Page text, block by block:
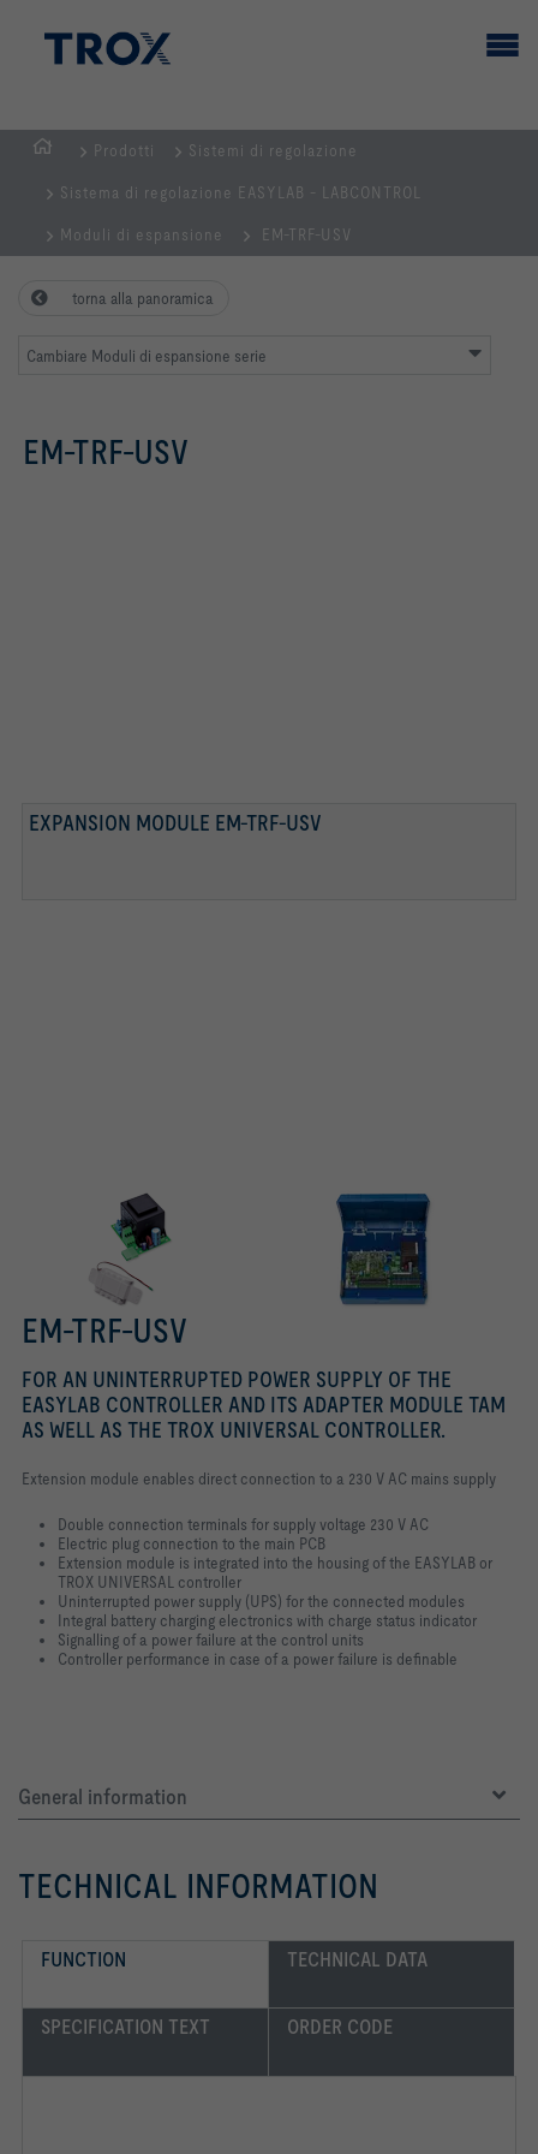
Prodotti Sistemi di regolazione
Sistema di regolazione EASYLAB - LABCONTROL
Moduli di espansione EM-TRF-USV
torna alla panoramica
Cambiare Moduli di espansione serie
EM-TRF-USV
EXPANSION MODULE EM-TRF-USV
EM-TRF-USV
FOR AN UNINTERRUPTED POWER SUPPLY OF THE
EASYLAB CONTROLLER AND ITS ADAPTER MODULE TAM
AS WELL AS THE TROX UNIVERSAL CONTROLLER.
Extension module enables direct connection to a 230 V AC mains supply
Double connection terminals for supply voltage 230 V AC
Electric plug connection to the main PCB
Extension module is integrated into the housing of the EASYLAB or
TROX UNIVERSAL controller
Uninterrupted power supply (UPS) for the connected modules
Integral battery charging electronics with charge status indicator
Signalling of a power failure at the control units
Controller performance in case of a power failure is definable
General information
TECHNICAL INFORMATION
FUNCTION TECHNICAL DATA
SPECIFICATION TEXT ORDER CODE